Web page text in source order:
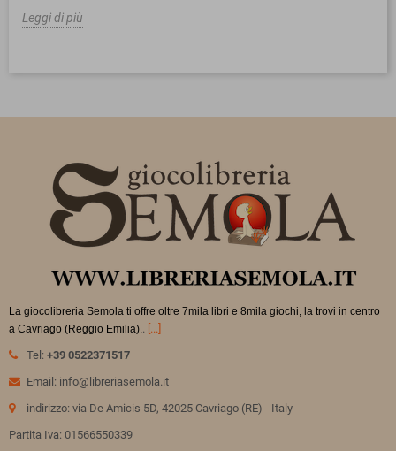
Leggi di più
La giocolibreria Semola ti offre oltre 7mila libri e 8mila giochi, la trovi in centro
a Cavriago (Reggio Emilia). . [...]
Tel: +39 0522371517
Email: info@libreriasemola.it
indirizzo: via De Amicis 5D, 42025 Cavriago (RE) - Italy
Partita Iva: 01566550339